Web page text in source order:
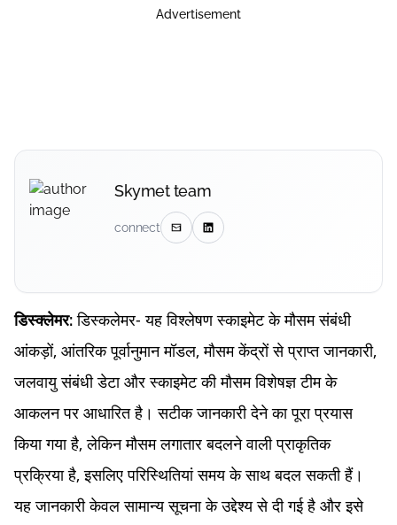
Advertisement
Skymet team
connect
डिस्क्लेमर:डिस्कलेमर- यह विश्लेषण स्काइमेट के मौसम संबंधी
आंकड़ों, आंतरिक पूर्वानुमान मॉडल, मौसम केंद्रों से प्राप्त जानकारी,
जलवायु संबंधी डेटा और स्काइमेट की मौसम विशेषज्ञ टीम के
आकलन पर आधारित है। सटीक जानकारी देने का पूरा प्रयास
किया गया है, लेकिन मौसम लगातार बदलने वाली प्राकृतिक
प्रक्रिया है, इसलिए परिस्थितियां समय के साथ बदल सकती हैं।
यह जानकारी केवल सामान्य सूचना के उद्देश्य से दी गई है और इसे